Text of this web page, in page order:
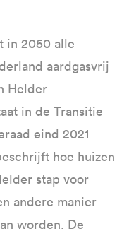
in 2050 alle
aardgasvrij
Helder
in de Transitie
eind 2021
hoe huizen
stap voor
andere manier
worden. De